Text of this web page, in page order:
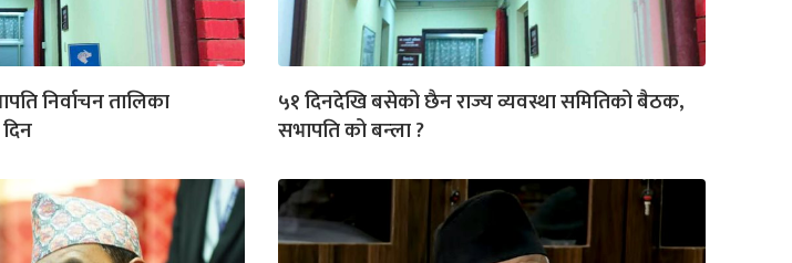
निर्वाचन तालिका
५१ दिनदेखि बसेको छैन राज्य व्यवस्था समितिको बैठक,
सभापति को बन्ला ?